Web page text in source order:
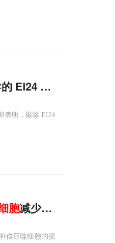
EI24 通过代谢调控
表明，敲除 EI24
胞减少，加速毛细血
偿巨噬细胞的损